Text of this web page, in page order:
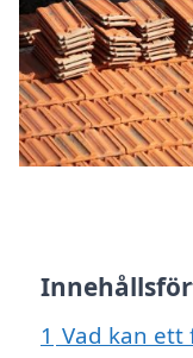
1 Vad kan ett